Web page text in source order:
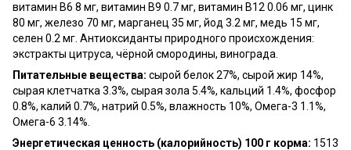
витамин B6 8 мг, витамин B9 0.7 мг, витамин B12 0.06 мг, цинк
80 мг, железо 70 мг, марганец 35 мг, йод 3.2 мг, медь 15 мг,
селен 0.2 мг. Антиоксиданты природного происхождения:
экстракты цитруса, чёрной смородины, винограда.
Питательные вещества: сырой белок 27%, сырой жир 14%,
сырая клетчатка 3.3%, сырая зола 5.4%, кальций 1.4%, фосфор
0.8%, калий 0.7%, натрий 0.5%, влажность 10%, Омега-3 1.1%,
Омега-6 3.14%.
Энергетическая ценность (калорийность) 100 г корма: 1513